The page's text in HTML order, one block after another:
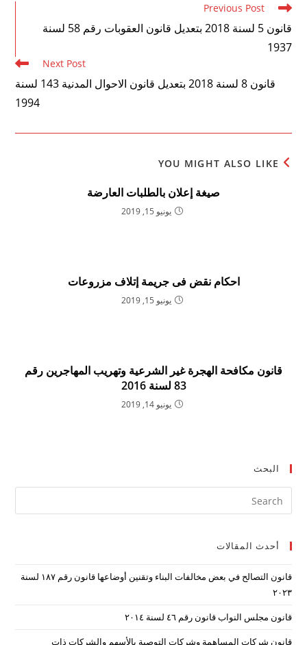
Read
more
articles
Previous Post
قانون 5 لسنة 2018 بتعديل قانون العقوبات رقم 58 لسنة
1937
Next Post
قانون 8 لسنة 2018 بتعديل قانون الاحوال المدنية 143 لسنة
1994
YOU MIGHT ALSO LIKE
صيغة إعلان بالطلبات العارضة
يونيو 15, 2019
احكام نقض فى جريمة إتلاف مزروعات
يونيو 15, 2019
قانون مكافحة الهجرة غير الشرعية وتهريب المهاجرين رقم
83 لسنة 2016
يونيو 14, 2019
البحث
أحدث المقالات
قانون التصالح في بعض مخالفات البناء وتقنين أوضاعها قانون رقم ۱۸۷ لسنة
۲۰۲۳
قانون مجلس النواب قانون رقم ٤٦ لسنة ٢٠١٤
قانون شركات المساهمة وشركات التوصية بالأسهم والشركات ذات